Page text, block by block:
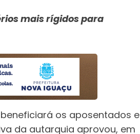
mais rígidos para
os aposentados e
da autarquia aprovou, em